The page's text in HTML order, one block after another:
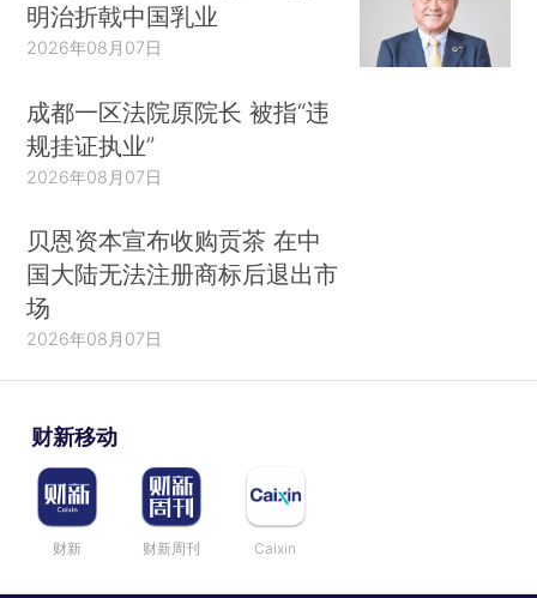
明治折戟中国乳业
2026年08月07日
成都一区法院原院长 被指“违
规挂证执业”
2026年08月07日
贝恩资本宣布收购贡茶 在中
国大陆无法注册商标后退出市
场
2026年08月07日
财新移动
财新 财新周刊 Caixin